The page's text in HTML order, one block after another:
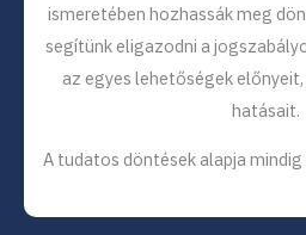
ismeretében hozhassák meg
segítünk eligazodni a
az egyes lehetőségek
hatásait.
A tudatos döntések alapja